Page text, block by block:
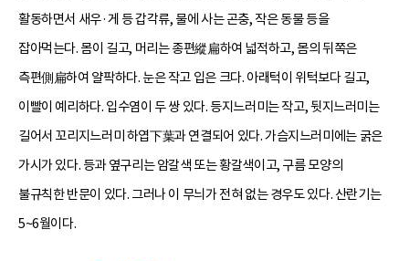
활동하면서 새우·게 등 갑각류, 물에 사는 곤충, 작은 동물 등을
잡아먹는다. 몸이 길고, 머리는 종편縱扁하여 넓적하고, 몸의 뒤쪽은
측편側扁하여 얄팍하다. 눈은 작고 입은 크다. 아래턱이 위턱보다 길고,
이빨이 예리하다. 입수염이 두 쌍 있다. 등지느러미는 작고, 뒷지느러미는
길어서 꼬리지느러미 하엽下葉과 연결되어 있다. 가슴지느러미에는 굵은
가시가 있다. 등과 옆구리는 암갈색 또는 황갈색이고, 구름 모양의
불규칙한 반문이 있다. 그러나 이 무늬가 전혀 없는 경우도 있다. 산란기는
5~6월이다.